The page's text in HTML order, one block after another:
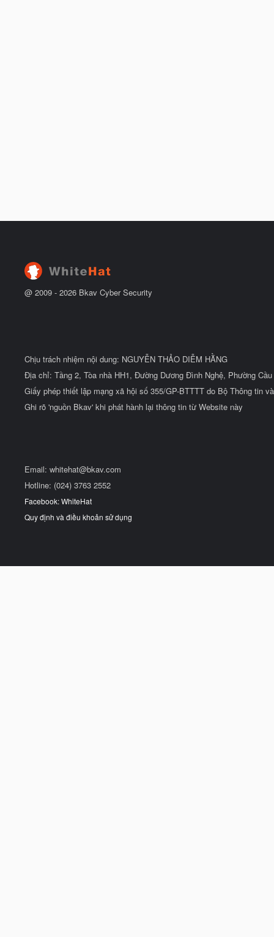
@ 2009 - 2026 Bkav Cyber Security
Chịu trách nhiệm nội dung: NGUYỄN THẢO DIỄM HẰNG
Địa chỉ: Tầng 2, Tòa nhà HH1, Đường Dương Đình Nghệ, Phường
Giấy phép thiết lập mạng xã hội số 355/GP-BTTTT do Bộ Thông tin
Ghi rõ 'nguồn Bkav' khi phát hành lại thông tin từ Website này
Email: whitehat@bkav.com
Hotline: (024) 3763 2552
Facebook: WhiteHat
Quy định và điều khoản sử dụng